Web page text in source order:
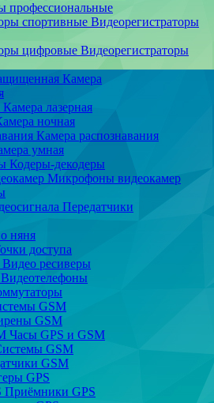
профессиональные
Видеорегистраторы
Видеорегистраторы
Камера
Камера лазерная
ночная
Камера распознавания
умная
Кодеры-декодеры
Микрофоны видеокамер
Передатчики
няня
доступа
Видео ресиверы
Видеотелефоны
GSM
GSM
Часы GPS и GSM
GSM
GSM
GPS
Приёмники GPS